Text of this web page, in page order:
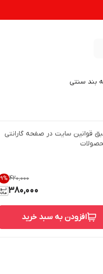
بند سنتی
قوانین سایت در صفحه گارانتی
۴۲۰٬۰۰۰ 9%
380,000
افزودن به سبد خرید